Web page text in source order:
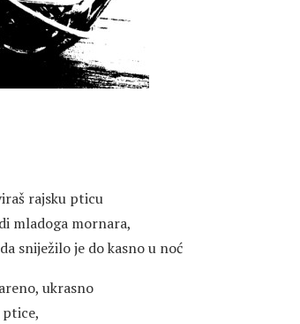
rajsku pticu
mladoga mornara,
sniježilo je do kasno u noć
ukrasno